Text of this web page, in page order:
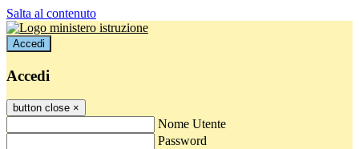
Salta al contenuto
Accedi
Accedi
button close ×
Nome Utente
Password